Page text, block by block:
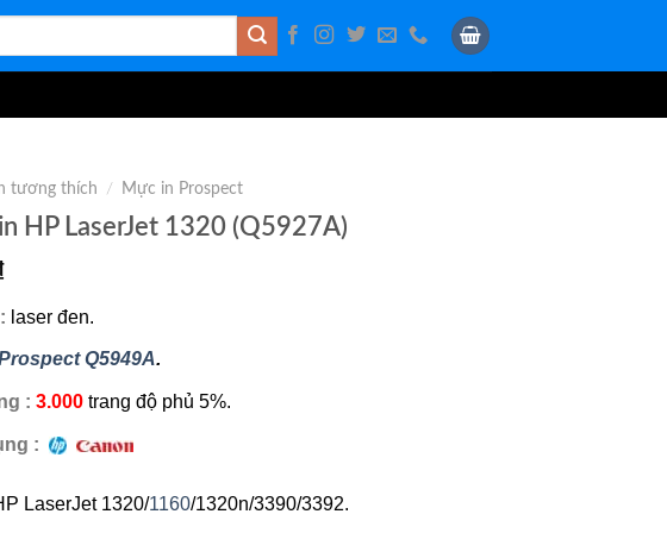
tương thích / Mực in Prospect
HP LaserJet 1320 (Q5927A)
laser đen.
Q5949A.
: 3.000 trang độ phủ 5%.
:
LaserJet 1320/1160/1320n/3390/3392.